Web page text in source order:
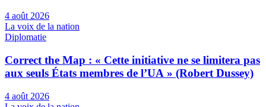
4 août 2026
La voix de la nation
Diplomatie
Correct the Map : « Cette initiative ne se limitera pas
aux seuls États membres de l’UA » (Robert Dussey)
4 août 2026